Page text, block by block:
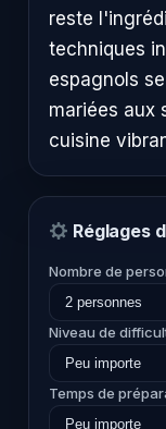
reste
techniques
espagnols
mariées aux
cuisine
Réglages
Nombre de
Niveau de
Temps de